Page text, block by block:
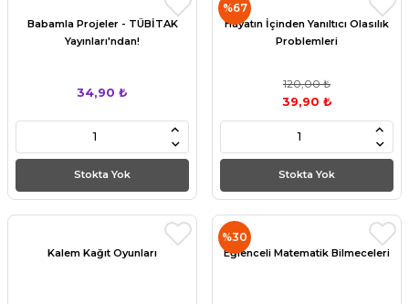
Babamla Projeler - TÜBİTAK
Yayınları'ndan!
34,90 ₺
Stokta Yok
%67
Hayatın İçinden Yanıltıcı Olasılık
Problemleri
120,00 ₺
39,90 ₺
Stokta Yok
Kalem Kağıt Oyunları
%30
Eğlenceli Matematik Bilmeceleri